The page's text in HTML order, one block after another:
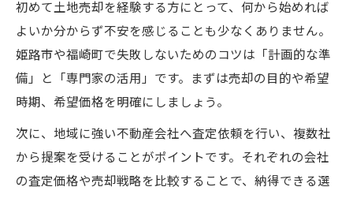
初めて土地売却を経験する方にとって、何から始めれば
よいか分からず不安を感じることも少なくありません。
姫路市や福崎町で失敗しないためのコツは「計画的な準
備」と「専門家の活用」です。まずは売却の目的や希望
時期、希望価格を明確にしましょう。
次に、地域に強い不動産会社へ査定依頼を行い、複数社
から提案を受けることがポイントです。それぞれの会社
の査定価格や売却戦略を比較することで、納得できる選